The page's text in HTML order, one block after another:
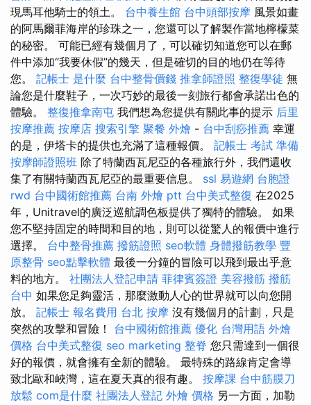
現馬耳他騎士的領土。 台中養生館 台中頭部按摩 風景如畫
的阿馬爾菲海岸的珍珠之一，您還可以了解製作當地檸檬菜
的秘密。 可能已經有幾個月了，可以確切知道您可以在郵
件中添加“我要休假”的幾天，但是確切的目的地仍在等待
您。 記帳士 是什麼 台中整骨價錢 推拿師證照 整復學徒 無
論您是什麼鞋子，一次巧妙的最後一刻旅行都會承諾出色的
體驗。 整復推拿南屯 我們想為您提供有關此事的提示 后里
按摩推薦 按摩店 搜索引擎 聚餐 外燴 - 台中刮痧推薦 幸運
的是，伊塔卡的提供也充滿了這種報價。 記帳士 考試 準備
按摩師證照班 除了特蘭西瓦尼亞的各種旅行外，我們還收
集了有關特蘭西瓦尼亞的最重要信息。 ssl 易遊網 台胞證
rwd 台中國術館推薦 台南 外燴 ptt 台中美式整復 在2025
年，Unitravel的廣泛巡航調色板提供了獨特的體驗。 如果
您不堅持固定的時間和目的地，則可以從驚人的報價中進行
選擇。 台中整骨推薦 撥筋證照 seo軟體 身體撥筋教學 豐
原整骨 seo點擊軟體 最後一分鐘的冒險可以飛到最出乎意
料的地方。 社團法人登記申請 菲律賓簽證 美容撥筋 撥筋
台中 如果您足夠靈活，那麼激動人心的世界就可以向您開
放。 記帳士 報名費用 台北 按摩 沒有幾個月的計劃，只是
突然的攻擊和冒險！ 台中國術館推薦 優化 台灣用語 外燴
價格 台中美式整復 seo marketing 整脊 您只需達到一個很
好的報價，就會擁有全新的體驗。 最特殊的路線肯定會導
致北歐和峽灣，這在夏天真的很有趣。 按摩課 台中筋膜刀
放鬆 com是什麼 社團法人登記 外燴 價格 另一方面，加勒